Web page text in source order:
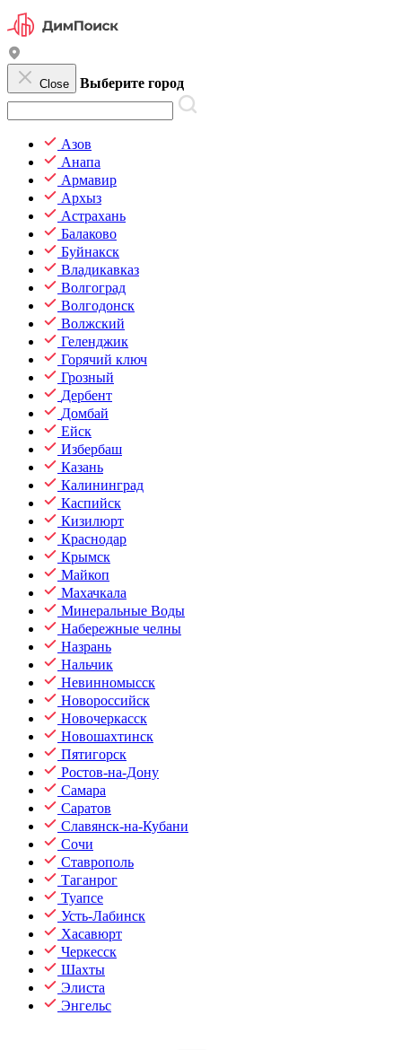
Close Выберите город
Азов
Анапа
Армавир
Архыз
Астрахань
Балаково
Буйнакск
Владикавказ
Волгоград
Волгодонск
Волжский
Геленджик
Горячий ключ
Грозный
Дербент
Домбай
Ейск
Избербаш
Казань
Калининград
Каспийск
Кизилюрт
Краснодар
Крымск
Майкоп
Махачкала
Минеральные Воды
Набережные челны
Назрань
Нальчик
Невинномысск
Новороссийск
Новочеркасск
Новошахтинск
Пятигорск
Ростов-на-Дону
Самара
Саратов
Славянск-на-Кубани
Сочи
Ставрополь
Таганрог
Туапсе
Усть-Лабинск
Хасавюрт
Черкесск
Шахты
Элиста
Энгельс